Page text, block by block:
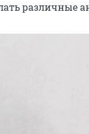
различные